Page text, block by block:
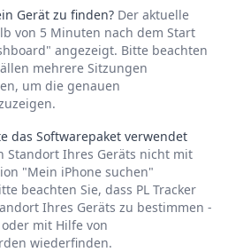
Gerät zu finden? Der aktuelle
von 5 Minuten nach dem Start
angezeigt. Bitte beachten
mehrere Sitzungen
um die genauen
das Softwarepaket verwendet
Standort Ihres Geräts nicht mit
"Mein iPhone suchen"
beachten Sie, dass PL Tracker
Ihres Geräts zu bestimmen -
mit Hilfe von
wiederfinden.